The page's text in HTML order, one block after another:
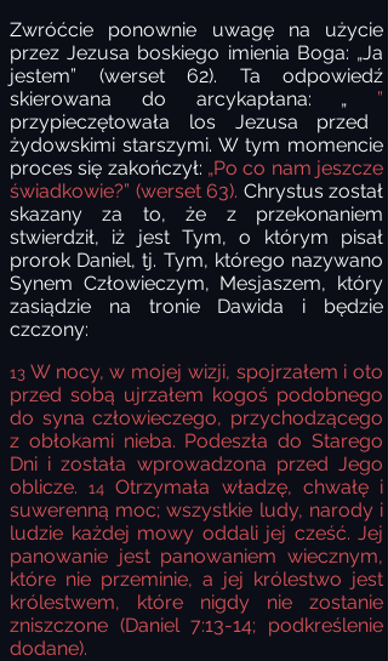
Zwróćcie ponownie uwagę na użycie
przez Jezusa boskiego imienia Boga: „Ja
jestem” (werset 62). Ta odpowiedź
skierowana do arcykapłana: „ ”
przypieczętowała los Jezusa przed
żydowskimi starszymi. W tym momencie
proces się zakończył: „Po co nam jeszcze
świadkowie?” (werset 63). Chrystus został
skazany za to, że z przekonaniem
stwierdził, iż jest Tym, o którym pisał
prorok Daniel, tj. Tym, którego nazywano
Synem Człowieczym, Mesjaszem, który
zasiądzie na tronie Dawida i będzie
czczony:
13 W nocy, w mojej wizji, spojrzałem i oto
przed sobą ujrzałem kogoś podobnego
do syna człowieczego, przychodzącego
z obłokami nieba. Podeszła do Starego
Dni i została wprowadzona przed Jego
oblicze.14 Otrzymała władzę, chwałę i
suwerenną moc; wszystkie ludy, narody i
ludzie każdej mowy oddali jej cześć. Jej
panowanie jest panowaniem wiecznym,
które nie przeminie, a jej królestwo jest
królestwem, które nigdy nie zostanie
zniszczone (Daniel 7:13-14; podkreślenie
dodane).